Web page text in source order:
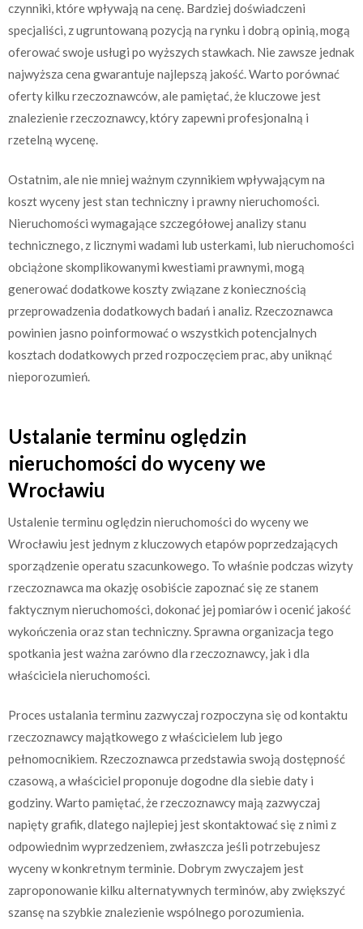
czynniki, które wpływają na cenę. Bardziej doświadczeni
specjaliści, z ugruntowaną pozycją na rynku i dobrą opinią, mogą
oferować swoje usługi po wyższych stawkach. Nie zawsze jednak
najwyższa cena gwarantuje najlepszą jakość. Warto porównać
oferty kilku rzeczoznawców, ale pamiętać, że kluczowe jest
znalezienie rzeczoznawcy, który zapewni profesjonalną i
rzetelną wycenę.
Ostatnim, ale nie mniej ważnym czynnikiem wpływającym na
koszt wyceny jest stan techniczny i prawny nieruchomości.
Nieruchomości wymagające szczegółowej analizy stanu
technicznego, z licznymi wadami lub usterkami, lub nieruchomości
obciążone skomplikowanymi kwestiami prawnymi, mogą
generować dodatkowe koszty związane z koniecznością
przeprowadzenia dodatkowych badań i analiz. Rzeczoznawca
powinien jasno poinformować o wszystkich potencjalnych
kosztach dodatkowych przed rozpoczęciem prac, aby uniknąć
nieporozumień.
Ustalanie terminu oględzin
nieruchomości do wyceny we
Wrocławiu
Ustalenie terminu oględzin nieruchomości do wyceny we
Wrocławiu jest jednym z kluczowych etapów poprzedzających
sporządzenie operatu szacunkowego. To właśnie podczas wizyty
rzeczoznawca ma okazję osobiście zapoznać się ze stanem
faktycznym nieruchomości, dokonać jej pomiarów i ocenić jakość
wykończenia oraz stan techniczny. Sprawna organizacja tego
spotkania jest ważna zarówno dla rzeczoznawcy, jak i dla
właściciela nieruchomości.
Proces ustalania terminu zazwyczaj rozpoczyna się od kontaktu
rzeczoznawcy majątkowego z właścicielem lub jego
pełnomocnikiem. Rzeczoznawca przedstawia swoją dostępność
czasową, a właściciel proponuje dogodne dla siebie daty i
godziny. Warto pamiętać, że rzeczoznawcy mają zazwyczaj
napięty grafik, dlatego najlepiej jest skontaktować się z nimi z
odpowiednim wyprzedzeniem, zwłaszcza jeśli potrzebujesz
wyceny w konkretnym terminie. Dobrym zwyczajem jest
zaproponowanie kilku alternatywnych terminów, aby zwiększyć
szansę na szybkie znalezienie wspólnego porozumienia.